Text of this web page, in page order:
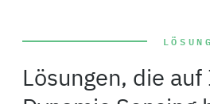
LÖSUNG
Lösungen, die